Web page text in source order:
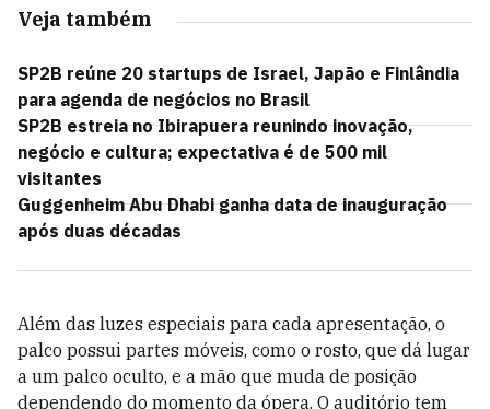
Veja também
SP2B reúne 20 startups de Israel, Japão e Finlândia
para agenda de negócios no Brasil
SP2B estreia no Ibirapuera reunindo inovação,
negócio e cultura; expectativa é de 500 mil
visitantes
Guggenheim Abu Dhabi ganha data de inauguração
após duas décadas
Além das luzes especiais para cada apresentação, o
palco possui partes móveis, como o rosto, que dá lugar
a um palco oculto, e a mão que muda de posição
dependendo do momento da ópera. O auditório tem